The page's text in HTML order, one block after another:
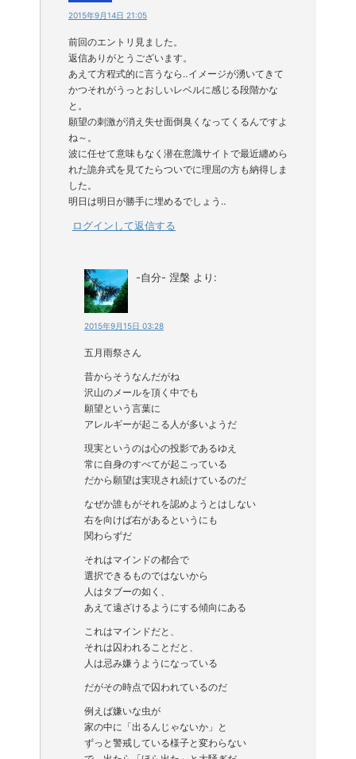
2015年9月14日 21:05
前回のエントリ見ました。
返信ありがとうございます。
あえて方程式的に言うなら‥イメージが湧いてきて
かつそれがうっとおしいレベルに感じる段階かな
と。
願望の刺激が消え失せ面倒臭くなってくるんですよ
ね～。
波に任せて意味もなく潜在意識サイトで最近纏めら
れた詭弁式を見てたらついでに理屈の方も納得しま
した。
明日は明日が勝手に埋めるでしょう‥
ログインして返信する
-自分- 涅槃 より:
2015年9月15日 03:28
五月雨祭さん
昔からそうなんだがね
沢山のメールを頂く中でも
願望という言葉に
アレルギーが起こる人が多いようだ
現実というのは心の投影であるゆえ
常に自身のすべてが起こっている
だから願望は実現され続けているのだ
なぜか誰もがそれを認めようとはしない
右を向けば右があるというにも
関わらずだ
それはマインドの都合で
選択できるものではないから
人はタブーの如く、
あえて遠ざけるようにする傾向にある
これはマインドだと、
それは囚われることだと、
人は忌み嫌うようになっている
だがその時点で囚われているのだ
例えば嫌いな虫が
家の中に「出るんじゃないか」と
ずっと警戒している様子と変わらない